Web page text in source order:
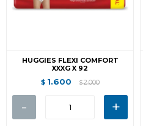
HUGGIES FLEXI COMFORT
XXXG X 92
$ 1.600 $ 2.000
- +